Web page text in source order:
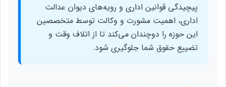
پیچیدگی قوانین اداری و رویه‌های دیوان عدالت
اداری، اهمیت مشورت و وکالت توسط متخصصین
این حوزه را دوچندان می‌کند تا از اتلاف وقت و
تضییع حقوق شما جلوگیری شود.